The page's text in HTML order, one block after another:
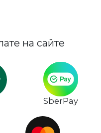
на сайте
SberPay